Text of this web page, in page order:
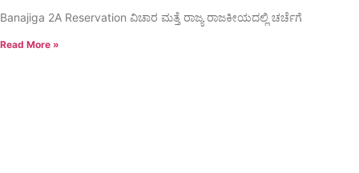
Banajiga 2A Reservation ವಿಚಾರ ಮತ್ತೆ ರಾಜ್ಯ ರಾಜಕೀಯದಲ್ಲಿ ಚರ್ಚೆಗೆ
Read More »